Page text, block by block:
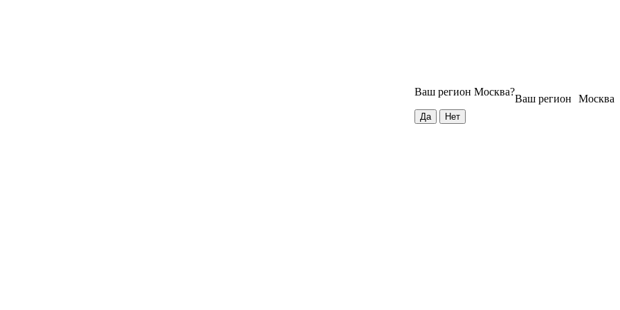
Москва
Ваш регион
Ваш регион Москва?